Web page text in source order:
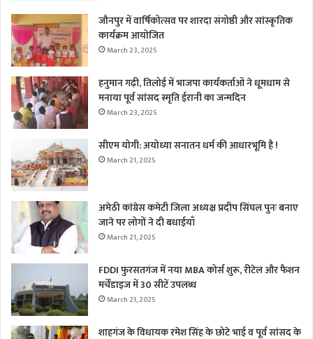
जौनपुर में वार्षिकोत्सव पर शारदा संगोष्ठी और सांस्कृतिक
कार्यक्रम आयोजित
March 23, 2025
हनुमान गढ़ी, तिलोई में भाजपा कार्यकर्ताओं ने धूमधाम से
मनाया पूर्व सांसद स्मृति ईरानी का जन्मदिन
March 23, 2025
सीएम योगी: अयोध्या सनातन धर्म की आधारभूमि है !
March 21, 2025
अमेठी कांग्रेस कमेटी जिला अध्यक्ष प्रदीप सिंघल पुनः बनाए
जाने पर लोगों ने दी बधाईयाँ
March 21, 2025
FDDI फुरसतगंज में नया MBA कोर्स शुरू, रीटेल और फैशन
मर्चेंडाइज में 30 सीटें उपलब्ध
March 21, 2025
शाहगंज के विधायक रमेश सिंह के छोटे भाई व पूर्व सांसद के